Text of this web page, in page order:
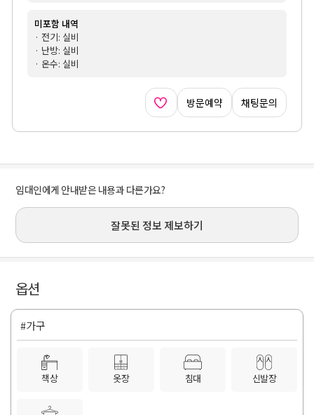
미포함 내역
· 전기: 실비
· 난방: 실비
· 온수: 실비
방문예약 채팅문의
임대인에게 안내받은 내용과 다른가요?
잘못된 정보 제보하기
옵션
#가구
책상 옷장 침대 신발장